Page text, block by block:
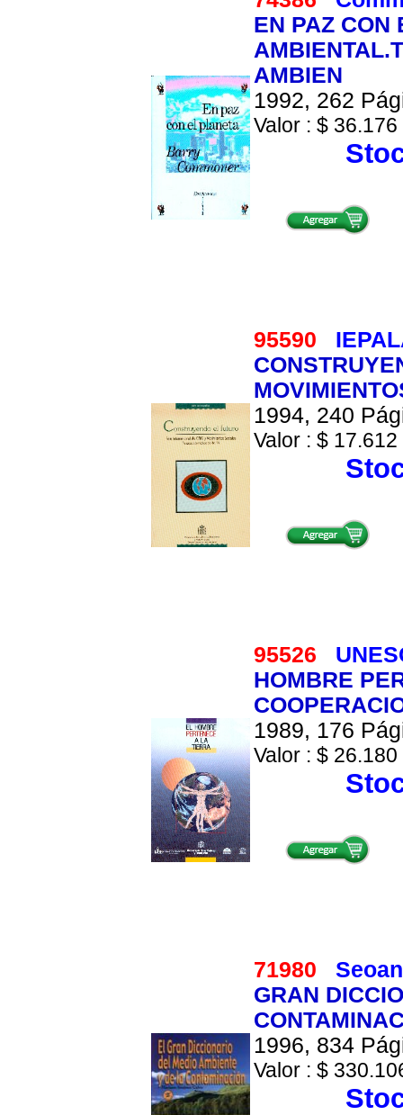
EN PAZ CON
AMBIEN
1992, 262
Valor : $
95590
1994, 240
Valor : $
95526
HOMBRE
1989, 176
Valor : $
71980
GRAN
1996, 834
Valor : $